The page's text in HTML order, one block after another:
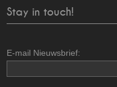
Stay in touch!
E-mail Nieuwsbrief: